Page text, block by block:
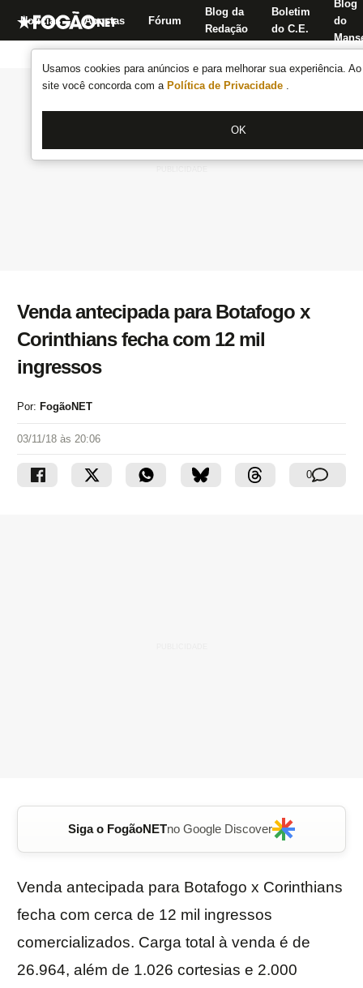
Usamos cookies para anúncios e para melhorar sua experiência.
site você concorda com a Política de Privacidade .
OK
Notícias Apostas Fórum
Blog da
Redação
Boletim
do C.E.
Blog
do
Venda antecipada para Botafogo x
Corinthians fecha com 12 mil
ingressos
Por: FogãoNET
03/11/18 às 20:06
0
Siga o FogãoNETno Google Discover
Venda antecipada para Botafogo x Corinthians
fecha com cerca de 12 mil ingressos
comercializados. Carga total à venda é de
26.964, além de 1.026 cortesias e 2.000